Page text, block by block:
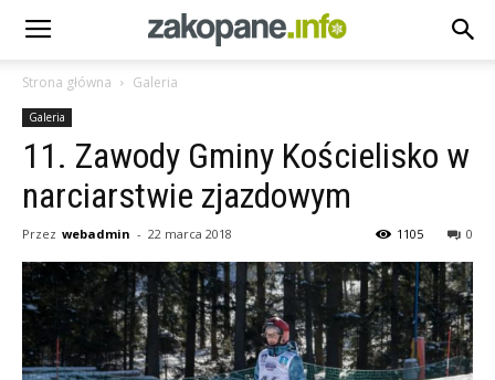
Strona główna Galeria
Galeria
11. Zawody Gminy Kościelisko w
narciarstwie zjazdowym
Przez webadmin - 22 marca 2018 0
1105